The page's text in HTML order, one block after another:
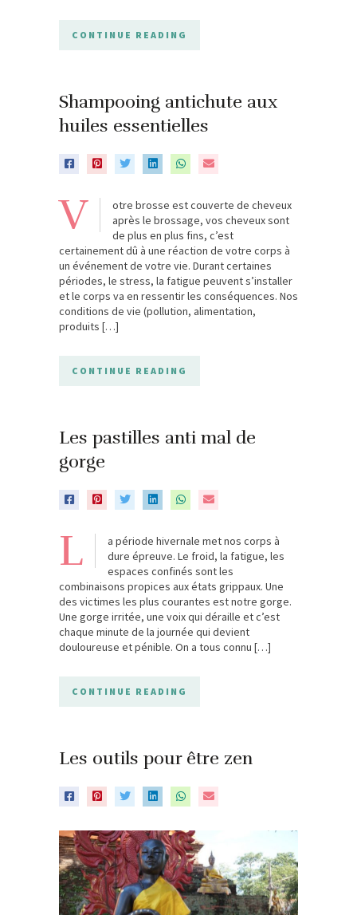
CONTINUE READING
Shampooing antichute aux
huiles essentielles
V
otre brosse est couverte de cheveux
après le brossage, vos cheveux sont
de plus en plus fins, c’est
certainement dû à une réaction de votre corps à
un événement de votre vie. Durant certaines
périodes, le stress, la fatigue peuvent s’installer
et le corps va en ressentir les conséquences. Nos
conditions de vie (pollution, alimentation,
produits […]
CONTINUE READING
Les pastilles anti mal de
gorge
L
a période hivernale met nos corps à
dure épreuve. Le froid, la fatigue, les
espaces confinés sont les
combinaisons propices aux états grippaux. Une
des victimes les plus courantes est notre gorge.
Une gorge irritée, une voix qui déraille et c’est
chaque minute de la journée qui devient
douloureuse et pénible. On a tous connu […]
CONTINUE READING
Les outils pour être zen